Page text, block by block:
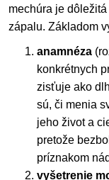
mechúra je
zápalu. Základom
anamnéza
konkrétnych
zisťuje ako
sú, či menia
jeho život a
pretože
príznakom
vyšetrenie